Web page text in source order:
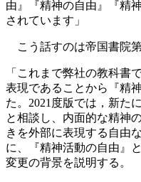
由』『精神の自由』『精
されています」
こう話すのは帝国書院
「これまで弊社の教科書
表現であることから『精
た。2021度版では，新た
と相談し、内面的な精神
きを外部に表現する自由
に、『精神活動の自由』
変更の背景を説明する。